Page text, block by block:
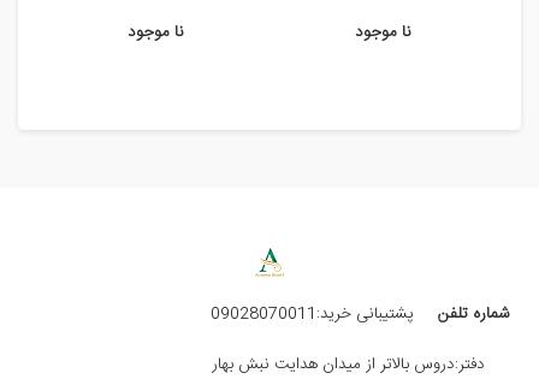
نا موجود نا موجود
شماره تلفن
پشتیبانی خرید:09028070011
دفتر:دروس بالاتر از میدان هدایت نبش بهار